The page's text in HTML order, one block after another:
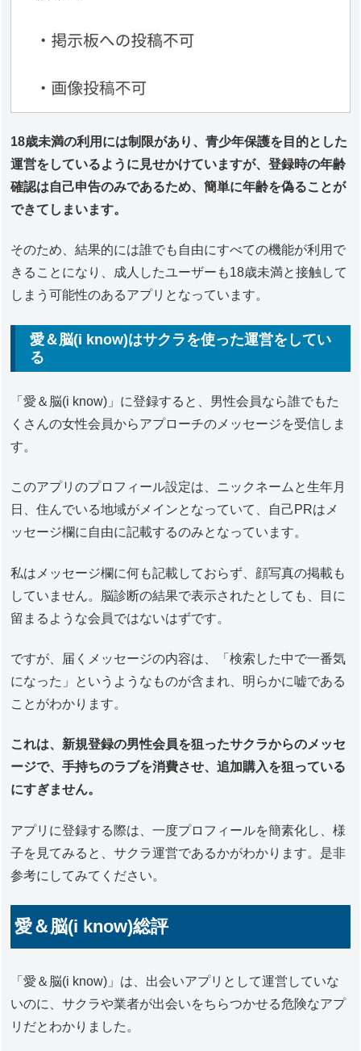
18歳未満の利用には制限があり、青少年保護を目的とした
運営をしているように見せかけていますが、登録時の年齢
確認は自己申告のみであるため、簡単に年齢を偽ることが
できてしまいます。
そのため、結果的には誰でも自由にすべての機能が利用で
きることになり、成人したユーザーも18歳未満と接触して
しまう可能性のあるアプリとなっています。
愛＆脳(i know)はサクラを使った運営をしてい
る
「愛＆脳(i know)」に登録すると、男性会員なら誰でもた
くさんの女性会員からアプローチのメッセージを受信しま
す。
このアプリのプロフィール設定は、ニックネームと生年月
日、住んでいる地域がメインとなっていて、自己PRはメ
ッセージ欄に自由に記載するのみとなっています。
私はメッセージ欄に何も記載しておらず、顔写真の掲載も
していません。脳診断の結果で表示されたとしても、目に
留まるような会員ではないはずです。
ですが、届くメッセージの内容は、「検索した中で一番気
になった」というようなものが含まれ、明らかに嘘である
ことがわかります。
これは、新規登録の男性会員を狙ったサクラからのメッセ
ージで、手持ちのラブを消費させ、追加購入を狙っている
にすぎません。
アプリに登録する際は、一度プロフィールを簡素化し、様
子を見てみると、サクラ運営であるかがわかります。是非
参考にしてみてください。
愛＆脳(i know)総評
「愛＆脳(i know)」は、出会いアプリとして運営していな
いのに、サクラや業者が出会いをちらつかせる危険なアプ
リだとわかりました。